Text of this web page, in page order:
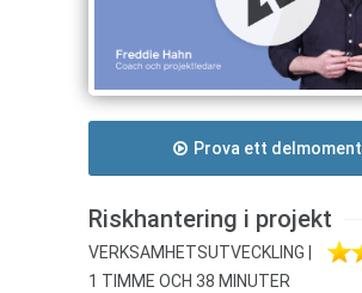
Prova ett delmoment
Riskhantering i projekt
VERKSAMHETSUTVECKLING |
1 TIMME OCH 38 MINUTER